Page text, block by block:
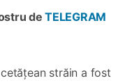
deTELEGRAM
străin a fost